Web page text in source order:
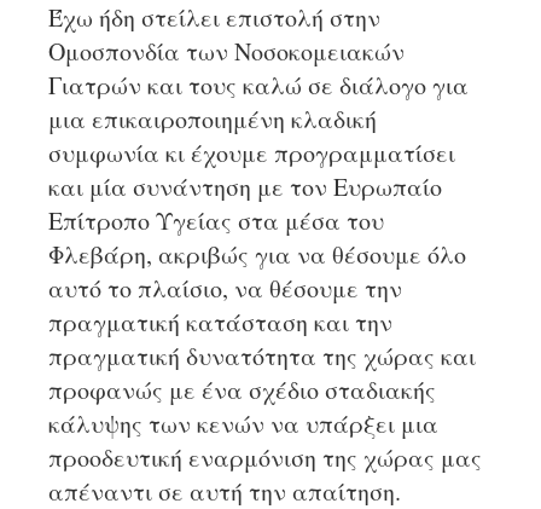
Έχω ήδη στείλει επιστολή στην
Ομοσπονδία των Νοσοκομειακών
Γιατρών και τους καλώ σε διάλογο για
μια επικαιροποιημένη κλαδική
συμφωνία κι έχουμε προγραμματίσει
και μία συνάντηση με τον Ευρωπαίο
Επίτροπο Υγείας στα μέσα του
Φλεβάρη, ακριβώς για να θέσουμε όλο
αυτό το πλαίσιο, να θέσουμε την
πραγματική κατάσταση και την
πραγματική δυνατότητα της χώρας και
προφανώς με ένα σχέδιο σταδιακής
κάλυψης των κενών να υπάρξει μια
προοδευτική εναρμόνιση της χώρας μας
απέναντι σε αυτή την απαίτηση.